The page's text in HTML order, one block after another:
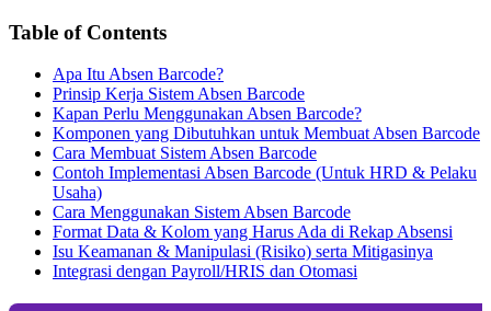
Table of Contents
Apa Itu Absen Barcode?
Prinsip Kerja Sistem Absen Barcode
Kapan Perlu Menggunakan Absen Barcode?
Komponen yang Dibutuhkan untuk Membuat Absen Barcode
Cara Membuat Sistem Absen Barcode
Contoh Implementasi Absen Barcode (Untuk HRD & Pelaku
Usaha)
Cara Menggunakan Sistem Absen Barcode
Format Data & Kolom yang Harus Ada di Rekap Absensi
Isu Keamanan & Manipulasi (Risiko) serta Mitigasinya
Integrasi dengan Payroll/HRIS dan Otomasi